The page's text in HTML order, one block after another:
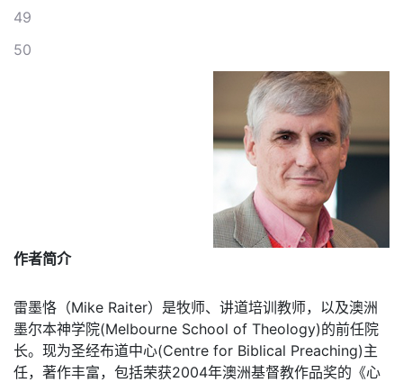
49
50
作者简介
雷墨恪（Mike Raiter）是牧师、讲道培训教师，以及澳洲
墨尔本神学院(Melbourne School of Theology)的前任院
长。现为圣经布道中心(Centre for Biblical Preaching)主
任，著作丰富，包括荣获2004年澳洲基督教作品奖的《心